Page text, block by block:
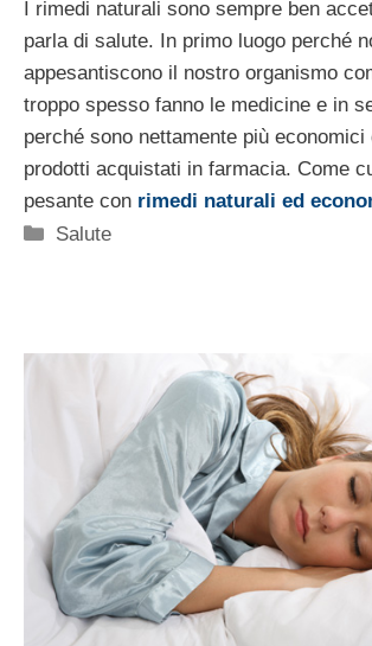
I rimedi naturali sono sempre ben
parla di salute. In primo luogo perché
appesantiscono il nostro organismo
troppo spesso fanno le medicine e in
perché sono nettamente più
prodotti acquistati in farmacia. Come
pesante con rimedi naturali ed
Categorie
Salute